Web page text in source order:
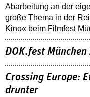
Abarbeitung an der
große Thema in der
Kino« beim Filmfest
DOK.fest
Crossing Europe:
drunter